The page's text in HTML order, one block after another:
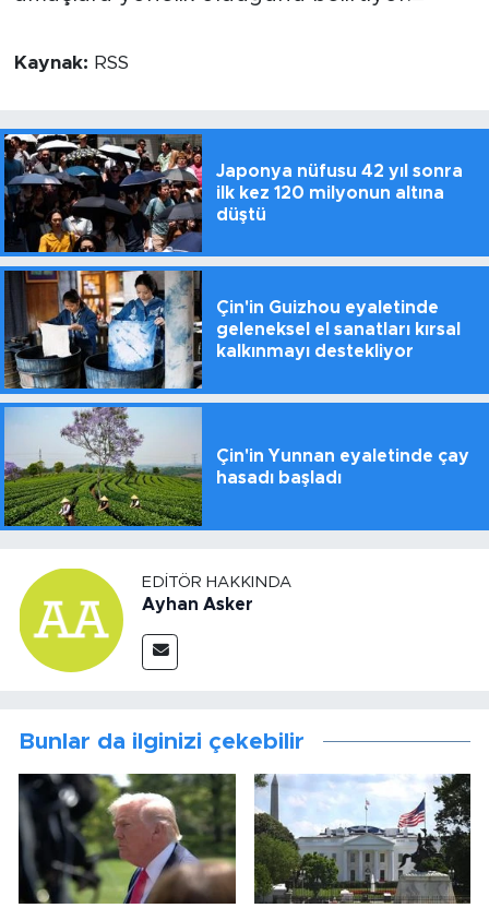
Kaynak: RSS
Japonya nüfusu 42 yıl sonra
ilk kez 120 milyonun altına
düştü
Çin'in Guizhou eyaletinde
geleneksel el sanatları kırsal
kalkınmayı destekliyor
Çin'in Yunnan eyaletinde çay
hasadı başladı
EDITÖR HAKKINDA
Ayhan Asker
Bunlar da ilginizi çekebilir